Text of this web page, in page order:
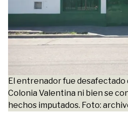
El entrenador fue desafectado
Colonia Valentina ni bien se
hechos imputados. Foto: